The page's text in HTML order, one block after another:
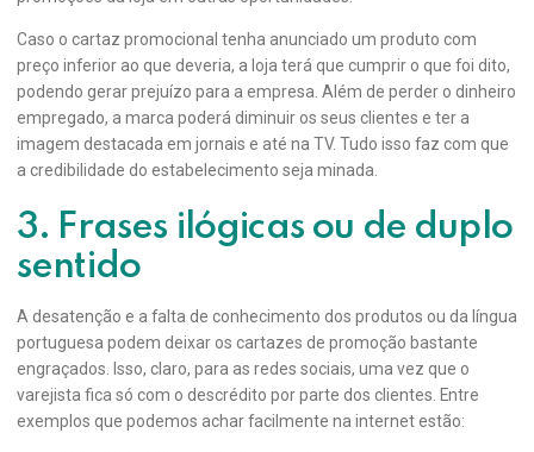
Caso o cartaz promocional tenha anunciado um produto com
preço inferior ao que deveria, a loja terá que cumprir o que foi dito,
podendo gerar prejuízo para a empresa. Além de perder o dinheiro
empregado, a marca poderá diminuir os seus clientes e ter a
imagem destacada em jornais e até na TV. Tudo isso faz com que
a credibilidade do estabelecimento seja minada.
3. Frases ilógicas ou de duplo
sentido
A desatenção e a falta de conhecimento dos produtos ou da língua
portuguesa podem deixar os cartazes de promoção bastante
engraçados. Isso, claro, para as redes sociais, uma vez que o
varejista fica só com o descrédito por parte dos clientes. Entre
exemplos que podemos achar facilmente na internet estão: